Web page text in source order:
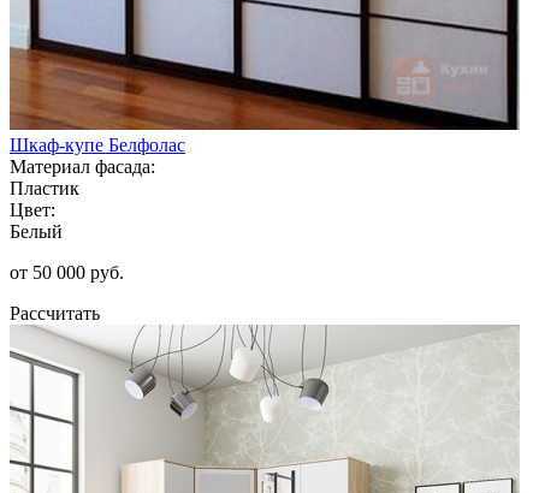
Шкаф-купе Белфолас
Материал фасада:
Пластик
Цвет:
Белый
от 50 000 руб.
Рассчитать